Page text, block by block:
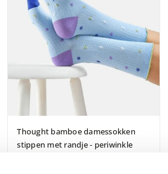
Thought bamboe damessokken
stippen met randje - periwinkle